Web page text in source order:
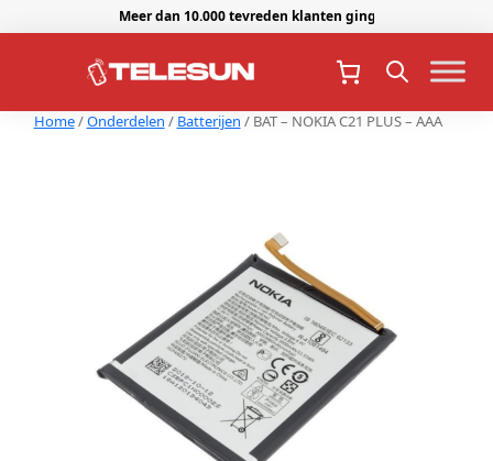
Meer dan 10.000 tevreden klanten gingen je voor.
Home/Onderdelen / Batterijen / BAT – NOKIA C21 PLUS – AAA